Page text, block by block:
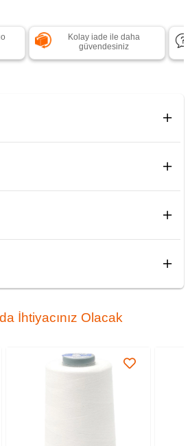
Kolay iade ile daha
güvendesiniz
İhtiyacınız Olacak